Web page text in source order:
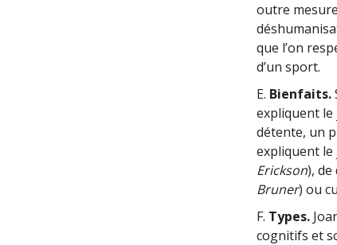
outre
que l’on
d’un sport.
E. Bienfaits.
expliquent le
détente, un
expliquent le
Erickson),
Bruner) ou
F. Types.
cognitifs et